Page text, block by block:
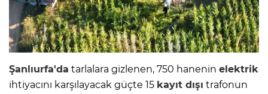
Şanlıurfa'da tarlalara gizlenen, 750 hanenin elektrik
ihtiyacını karşılayacak güçte 15 kayıt dışı trafonun